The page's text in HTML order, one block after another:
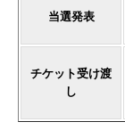
当選発表
チケット受け渡
し